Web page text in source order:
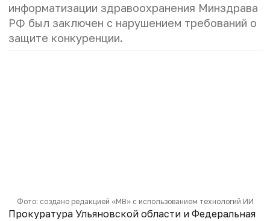
информатизации здравоохранения Минздрава
РФ был заключен с нарушением требований о
защите конкуренции.
Фото: создано редакцией «МВ» с использованием технологий ИИ
Прокуратура Ульяновской области и Федеральная